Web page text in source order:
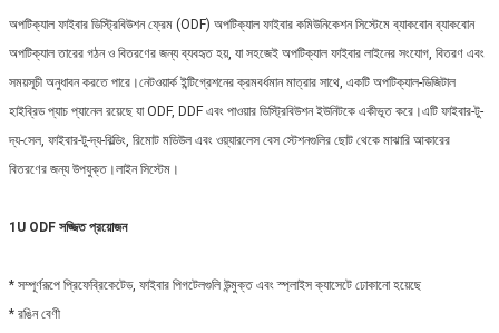
অপটিক্যাল ফাইবার ডিস্ট্রিবিউশন ফ্রেম (ODF) অপটিক্যাল ফাইবার কমিউনিকেশন সিস্টেমে ব্যাকবোন ব্যাকবোন
অপটিক্যাল তারের গঠন ও বিতরণের জন্য ব্যবহৃত হয়, যা সহজেই অপটিক্যাল ফাইবার লাইনের সংযোগ, বিতরণ এবং
সময়সূচী অনুধাবন করতে পারে।নেটওয়ার্ক ইন্টিগ্রেশনের ক্রমবর্ধমান মাত্রার সাথে, একটি অপটিক্যাল-ডিজিটাল
হাইব্রিড প্যাচ প্যানেল রয়েছে যা ODF, DDF এবং পাওয়ার ডিস্ট্রিবিউশন ইউনিটকে একীভূত করে।এটি ফাইবার-টু-
দ্য-সেল, ফাইবার-টু-দ্য-বিল্ডিং, রিমোট মডিউল এবং ওয়্যারলেস বেস স্টেশনগুলির ছোট থেকে মাঝারি আকারের
বিতরণের জন্য উপযুক্ত।লাইন সিস্টেম।
1U ODF সজ্জিত প্রয়োজন
* সম্পূর্ণরূপে প্রিফেব্রিকেটেড, ফাইবার পিগটেলগুলি উন্মুক্ত এবং স্প্লাইস ক্যাসেটে ঢোকানো হয়েছে
* রঙিন বেণী